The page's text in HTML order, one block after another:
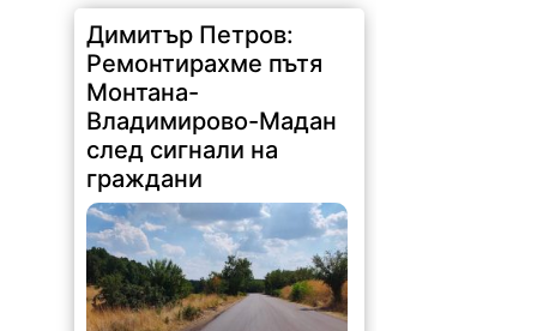
Димитър Петров:
Ремонтирахме пътя
Монтана-
Владимирово-Мадан
след сигнали на
граждани